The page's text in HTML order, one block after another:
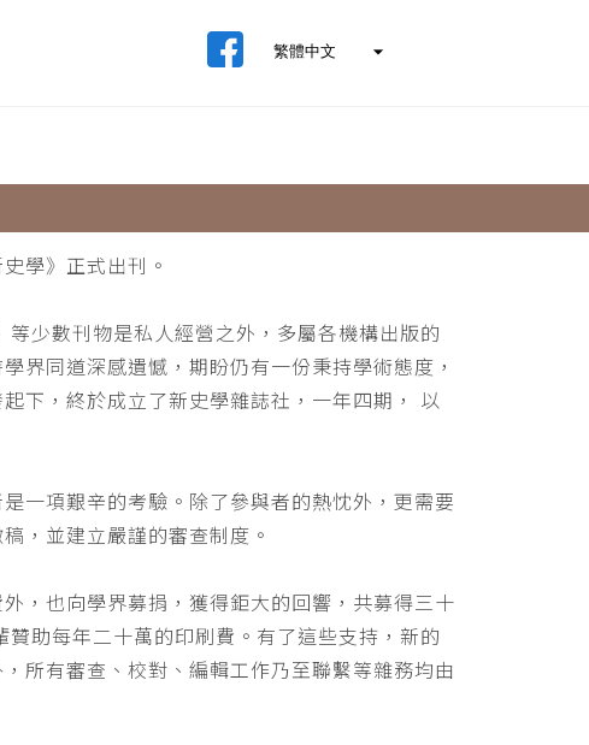
學》正式出刊。
少數刊物是私人經營之外，多屬各機構出版的
界同道深感遺憾，期盼仍有一份秉持學術態度，
下，終於成立了新史學雜誌社，一年四期， 以
一項艱辛的考驗。除了參與者的熱忱外，更需要
，並建立嚴謹的審查制度。
，也向學界募捐，獲得鉅大的回響，共募得三十
助每年二十萬的印刷費。有了這些支持，新的
所有審查、校對、編輯工作乃至聯繫等雜務均由